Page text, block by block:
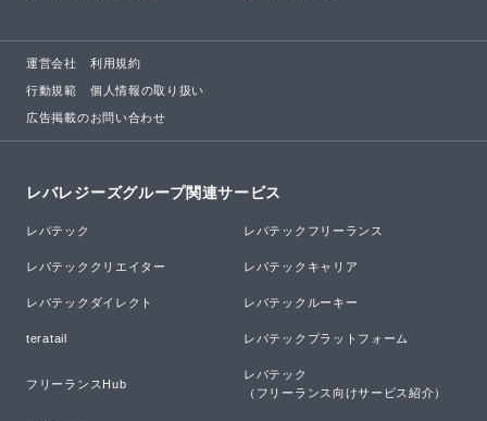
運営会社 利用規約
行動規範 個人情報の取り扱い
広告掲載のお問い合わせ
レバレジーズグループ関連サービス
レバテック レバテックフリーランス
レバテッククリエイター レバテックキャリア
レバテックダイレクト レバテックルーキー
teratail レバテックプラットフォーム
フリーランスHub
レバテック
（フリーランス向けサービス紹介）